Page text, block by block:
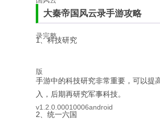
大秦帝国风云录手游攻略
1、科技研究
手游中的科技研究非常重要，可以提
入，后期再研究军事科技。
2、统一六国